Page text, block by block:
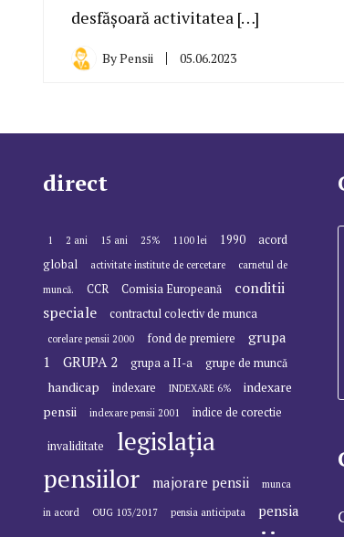
desfășoară activitatea […]
ByPensii 05.06.2023
direct
1 2 ani 15 ani 25% 1100 lei 1990
acord
global
activitate institute de cercetare
carnetul de
muncă.
CCR Comisia Europeană
conditii
speciale
contractul colectiv de munca
corelare pensii 2000 fond de premiere
grupa
1
GRUPA 2 grupa a II-a grupe de muncă
handicap indexare INDEXARE 6%
indexare
pensii
indexare pensii 2001 indice de corectie
invaliditate
legislația
pensiilor
majorare pensii munca
in acord OUG 103/2017 pensia anticipata pensia